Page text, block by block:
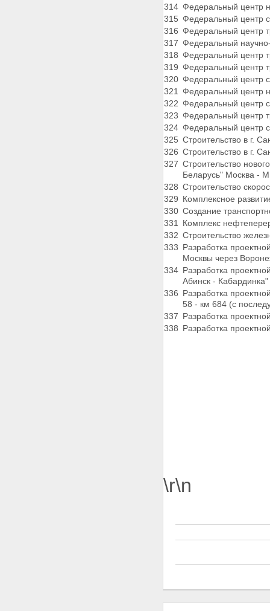
314 Федеральный центр
315 Федеральный центр
316 Федеральный центр
317 Федеральный научно-
318 Федеральный центр
319 Федеральный центр
320 Федеральный центр
321
Федеральный центр
322 Федеральный центр
323 Федеральный центр
324 Федеральный центр
325 Строительство в г.
326 Строительство в г.
327 Строительство
Беларусь" Москва -
328 Строительство
329 Комплексное
330 Создание
331
Комплекс
332 Строительство
333 Разработка
Москвы через
334 Разработка
Абинск - Кабардинка"
336 Разработка
58 - км 684 (с
337 Разработка
338 Разработка
\r\n